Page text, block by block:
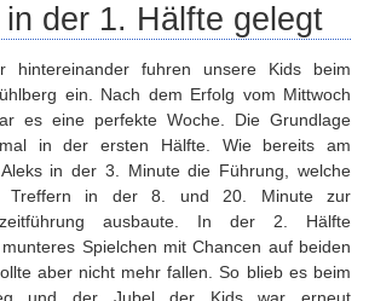
der 1. Hälfte gelegt
hintereinander fuhren unsere Kids beim
ein. Nach dem Erfolg vom Mittwoch
es eine perfekte Woche. Die Grundlage
in der ersten Hälfte. Wie bereits am
in der 3. Minute die Führung, welche
Treffern in der 8. und 20. Minute zur
ausbaute. In der 2. Hälfte
Spielchen mit Chancen auf beiden
aber nicht mehr fallen. So blieb es beim